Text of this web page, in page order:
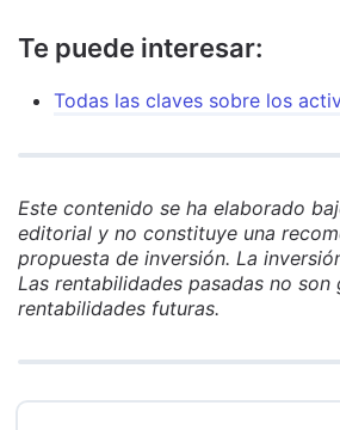
Te puede interesar:
Todas las claves sobre los
Este contenido se ha elaborado
editorial y no constituye una
propuesta de inversión. La
Las rentabilidades pasadas no son
rentabilidades futuras.